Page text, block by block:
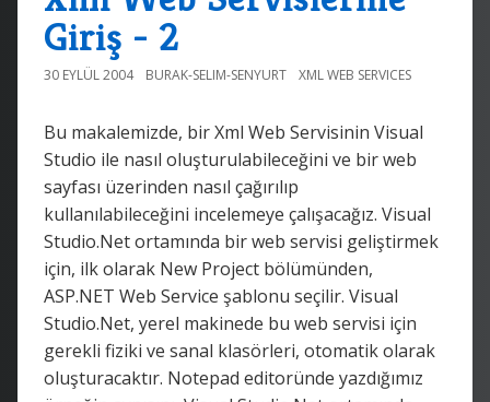
Giriş - 2
30 EYLÜL 2004 BURAK-SELIM-SENYURT XML WEB SERVICES
Bu makalemizde, bir Xml Web Servisinin Visual
Studio ile nasıl oluşturulabileceğini ve bir web
sayfası üzerinden nasıl çağırılıp
kullanılabileceğini incelemeye çalışacağız. Visual
Studio.Net ortamında bir web servisi geliştirmek
için, ilk olarak New Project bölümünden,
ASP.NET Web Service şablonu seçilir. Visual
Studio.Net, yerel makinede bu web servisi için
gerekli fiziki ve sanal klasörleri, otomatik olarak
oluşturacaktır. Notepad editoründe yazdığımız